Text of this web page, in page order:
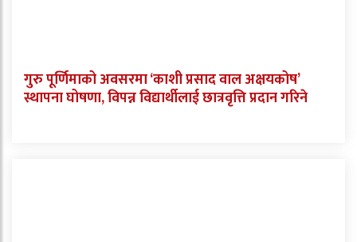
गुरु पूर्णिमाको अवसरमा ‘काशी प्रसाद वाल अक्षयकोष’
स्थापना घोषणा, विपन्न विद्यार्थीलाई छात्रवृत्ति प्रदान गरिने